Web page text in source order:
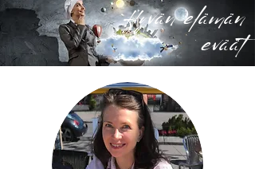
Hyvän elämän
eväät